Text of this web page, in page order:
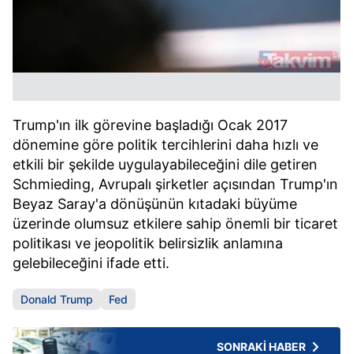
Trump'ın ilk görevine başladığı Ocak 2017
dönemine göre politik tercihlerini daha hızlı ve
etkili bir şekilde uygulayabileceğini dile getiren
Schmieding, Avrupalı şirketler açısından Trump'ın
Beyaz Saray'a dönüşünün kıtadaki büyüme
üzerinde olumsuz etkilere sahip önemli bir ticaret
politikası ve jeopolitik belirsizlik anlamına
gelebileceğini ifade etti.
Donald Trump Fed
SONRAKİ HABER